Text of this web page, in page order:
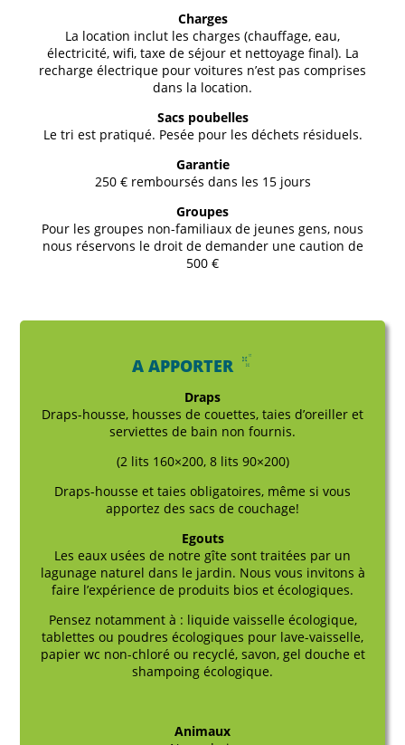
Charges
La location inclut les charges (chauffage, eau,
électricité, wifi, taxe de séjour et nettoyage final). La
recharge électrique pour voitures n’est pas comprises
dans la location.
Sacs poubelles
Le tri est pratiqué. Pesée pour les déchets résiduels.
Garantie
250 € remboursés dans les 15 jours
Groupes
Pour les groupes non-familiaux de jeunes gens, nous
nous réservons le droit de demander une caution de
500 €
A APPORTER
Draps
Draps-housse, housses de couettes, taies d’oreiller et
serviettes de bain non fournis.
(2 lits 160×200, 8 lits 90×200)
Draps-housse et taies obligatoires, même si vous
apportez des sacs de couchage!
Egouts
Les eaux usées de notre gîte sont traitées par un
lagunage naturel dans le jardin. Nous vous invitons à
faire l’expérience de produits bios et écologiques.
Pensez notamment à : liquide vaisselle écologique,
tablettes ou poudres écologiques pour lave-vaisselle,
papier wc non-chloré ou recyclé, savon, gel douche et
shampoing écologique.
Animaux